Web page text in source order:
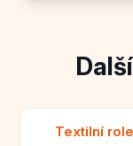
Textilní